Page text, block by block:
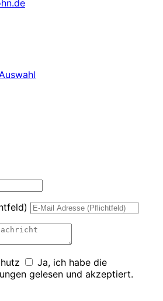
Ja, ich habe die
gelesen und akzeptiert.